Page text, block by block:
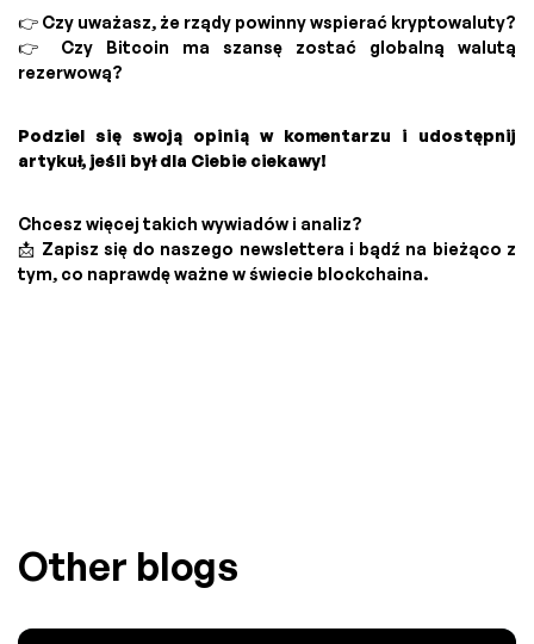
👉 Czy uważasz, że rządy powinny wspierać kryptowaluty?
👉 Czy Bitcoin ma szansę zostać globalną walutą
rezerwową?
Podziel się swoją opinią w komentarzu i udostępnij
artykuł, jeśli był dla Ciebie ciekawy!
Chcesz więcej takich wywiadów i analiz?
📩 Zapisz się do naszego newslettera i bądź na bieżąco z
tym, co naprawdę ważne w świecie blockchaina.
Other blogs